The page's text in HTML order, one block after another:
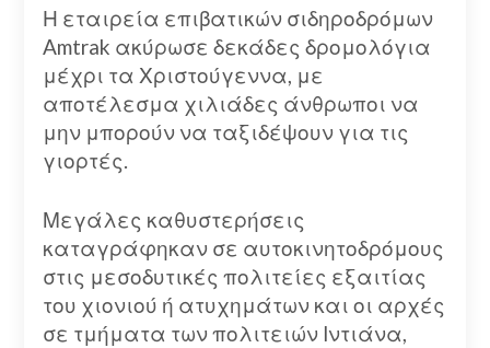
Η εταιρεία επιβατικών σιδηροδρόμων
Amtrak ακύρωσε δεκάδες δρομολόγια
μέχρι τα Χριστούγεννα, με
αποτέλεσμα χιλιάδες άνθρωποι να
μην μπορούν να ταξιδέψουν για τις
γιορτές.
Μεγάλες καθυστερήσεις
καταγράφηκαν σε αυτοκινητοδρόμους
στις μεσοδυτικές πολιτείες εξαιτίας
του χιονιού ή ατυχημάτων και οι αρχές
σε τμήματα των πολιτειών Ιντιάνα,